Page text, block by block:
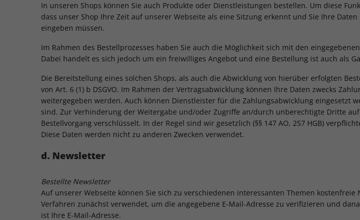
In unseren Shops können Sie auch Produkte oder Dienstleistungen bestellen. Um diese
dass unser Shop Ihre Zeit auf unserer Webseite als eine Sitzung erkennt und Sie Ihre
eingeben müssen.
Im Rahmen des Bestellprozesses haben Sie auch die Möglichkeit sich mit den
Dabei handelt es sich jedoch um ein freiwilliges Angebot und eine Bestellung ist auch als
Die Bereitstellung eines solchen Shops, als auch die Abwicklung von hierüber erfolgten
von Art. 6 (1) b DSGVO. Im Rahmen der Vertragsabwicklung können Ihre Daten zwecks
weitergegeben werden. Auch können Dienstleister für die Zahlungsabwicklung eingesetzt
sind. Zur Verhinderung der Weitergabe und/oder Zugriffe an/durch unberechtigte Dritte
Bestellvorgang verschlüsselt. In der Regel sind wir gesetzlich (§§ 147 AO, 257 HGB)
Diese Daten werden nicht zu anderen Zwecken verwendet.
d. Newsletter
Bestellte Newsletter
Auf unserer Webseite können Sie sich zu verschiedenen interessanten Themen
Verfahren zunächst verwendet, um die angegebene E-Mail-Adresse zu verifizieren und
ist Ihre E-Mail-Adresse.